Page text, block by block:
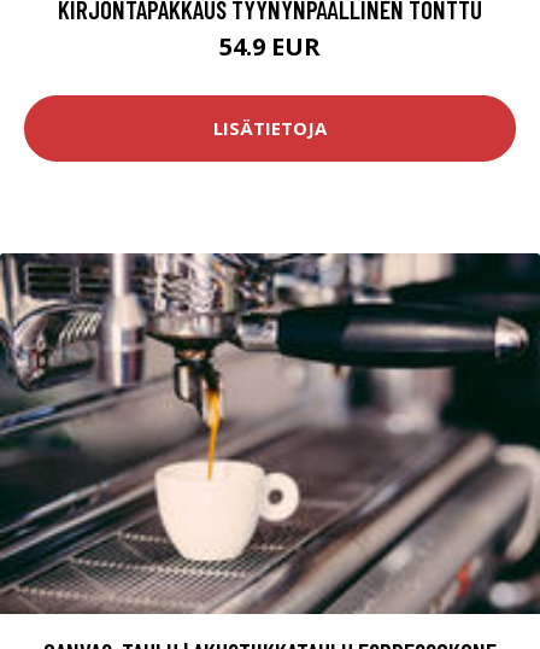
KIRJONTAPAKKAUS TYYNYNPÄÄLLINEN TONTTU
54.9 EUR
LISÄTIETOJA